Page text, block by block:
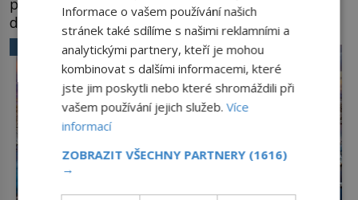
povšimnutí. Přesto právě rákos pomáhal stavět
domy, vyrábět lodě, zapisovat první texty a
inspiroval řadu pověstí. Tato skromná, ale
užitečná rostlina provází člověka už tisíce let.
Většina lidí vnímá rákos jen jako obyčejnou kulisu
letního koupání. Stačí se však podívat […]
VĚDA A TECHNIKA
Informace o vašem používání našich
stránek také sdílíme s našimi reklamními a
analytickými partnery, kteří je mohou
kombinovat s dalšími informacemi, které
jste jim poskytli nebo které shromáždili při
vašem používání jejich služeb.Více
informací
ZOBRAZIT VŠECHNY PARTNERY (1616)
→